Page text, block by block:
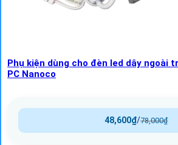
Phụ kiện dùng cho đèn led dây ngoài
PC Nanoco
78,000₫
/
48,600₫